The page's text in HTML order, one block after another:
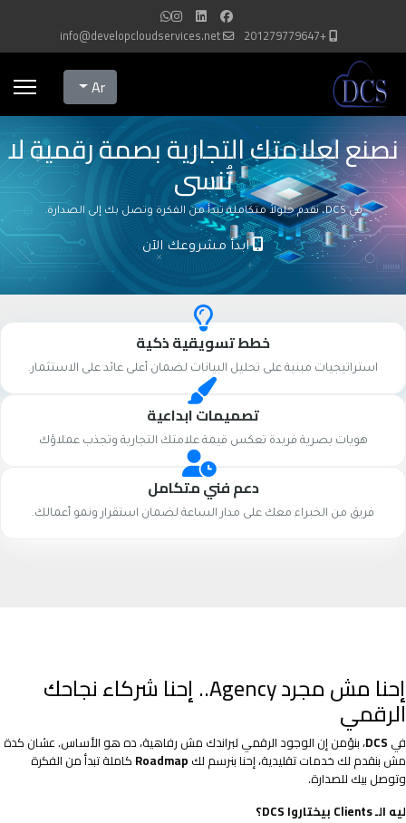
+201279779647
info@developcloudservices.net
Select your language
Ar
نصنع لعلامتك التجارية بصمة رقمية لا
تُنسى
في DCS، نقدم حلولاً متكاملة تبدأ من الفكرة وتصل بك إلى الصدارة.
ابدأ مشروعك الآن
خطط تسويقية ذكية
استراتيجيات مبنية على تحليل البيانات لضمان أعلى عائد على الاستثمار.
تصميمات ابداعية
هويات بصرية فريدة تعكس قيمة علامتك التجارية وتجذب عملاؤك
دعم فني متكامل
فريق من الخبراء معك على مدار الساعة لضمان استقرار ونمو أعمالك.
إحنا مش مجرد Agency.. إحنا شركاء نجاحك
الرقمي
في DCS، بنؤمن إن الوجود الرقمي لبراندك مش رفاهية، ده هو الأساس. عشان كدة
مش بنقدم لك خدمات تقليدية، إحنا بنرسم لك Roadmap كاملة تبدأ من الفكرة
وتوصل بيك للصدارة.
ليه الـ Clients بيختاروا DCS؟